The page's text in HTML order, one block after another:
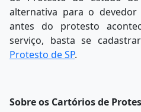
alternativa para o
antes do protesto
serviço, basta se
Protesto de SP.
Sobre os Cartórios de